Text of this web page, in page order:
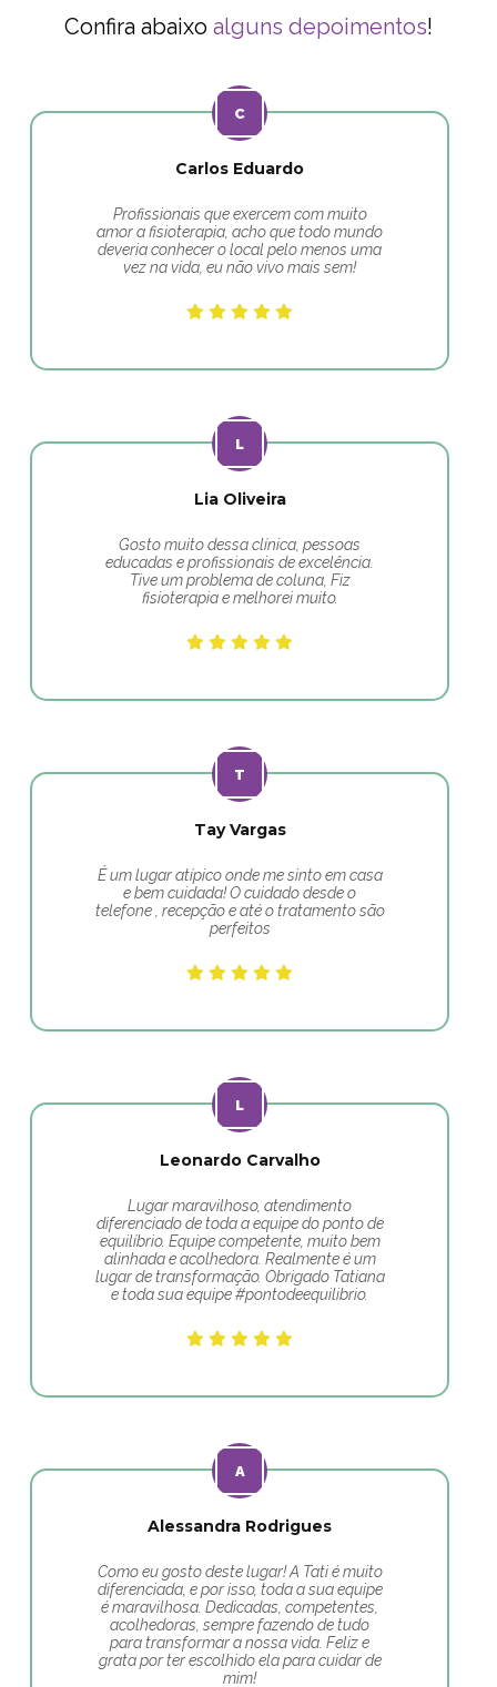
Confira abaixo alguns depoimentos!
Carlos Eduardo
Profissionais que exercem com muito
amor a fisioterapia, acho que todo mundo
deveria conhecer o local pelo menos uma
vez na vida, eu não vivo mais sem!
Lia Oliveira
Gosto muito dessa clínica, pessoas
educadas e profissionais de excelência.
Tive um problema de coluna, Fiz
fisioterapia e melhorei muito.
Tay Vargas
É um lugar atípico onde me sinto em casa
e bem cuidada! O cuidado desde o
telefone , recepção e até o tratamento são
perfeitos
Leonardo Carvalho
Lugar maravilhoso, atendimento
diferenciado de toda a equipe do ponto de
equilíbrio. Equipe competente, muito bem
alinhada e acolhedora. Realmente é um
lugar de transformação. Obrigado Tatiana
e toda sua equipe #pontodeequilibrio.
Alessandra Rodrigues
Como eu gosto deste lugar! A Tati é muito
diferenciada, e por isso, toda a sua equipe
é maravilhosa. Dedicadas, competentes,
acolhedoras, sempre fazendo de tudo
para transformar a nossa vida. Feliz e
grata por ter escolhido ela para cuidar de
mim!